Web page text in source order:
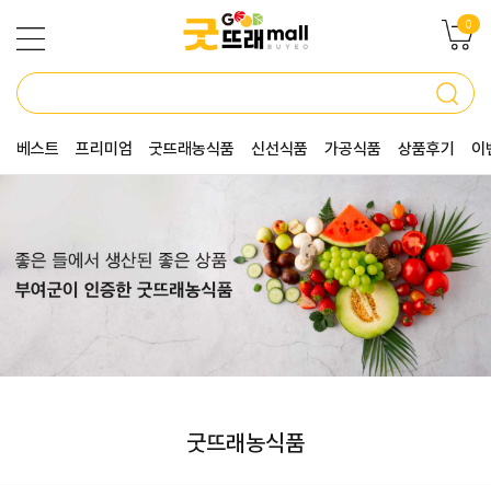
0
베스트 프리미엄 굿뜨래농식품 신선식품 가공식품 상품후기 이
굿뜨래농식품